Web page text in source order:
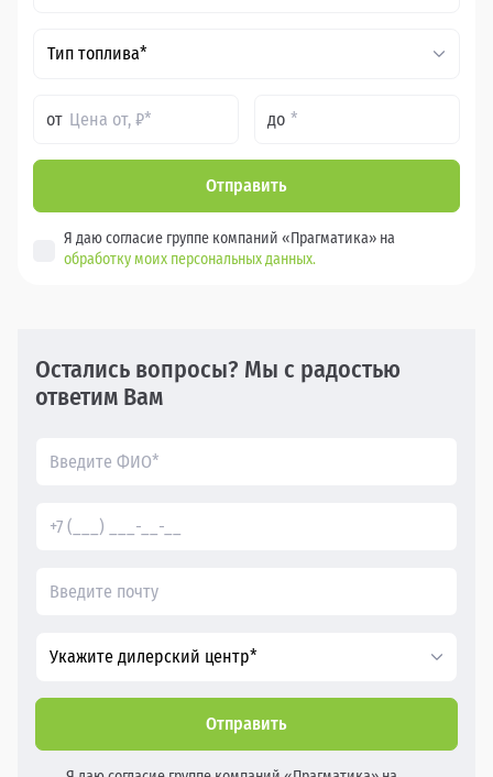
Тип топлива*
от до
Отправить
Я даю согласие группе компаний «Прагматика» на
обработку моих персональных данных.
Остались вопросы? Мы с радостью
ответим Вам
Укажите дилерский центр*
Отправить